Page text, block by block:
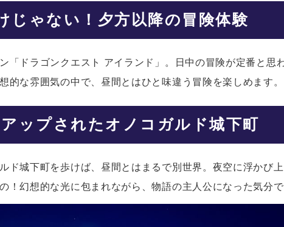
じゃない！夕方以降の冒険体験
「ドラゴンクエスト アイランド」。日中の冒険が定番と思
的な雰囲気の中で、昼間とはひと味違う冒険を楽しめます。
ップされたオノコガルド城下町
ド城下町を歩けば、昼間とはまるで別世界。夜空に浮かび
！幻想的な光に包まれながら、物語の主人公になった気分で